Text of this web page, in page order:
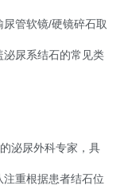
管软镜/硬镜碎石取
尿系结石的常见类
泌尿外科专家，具
重根据患者结石位